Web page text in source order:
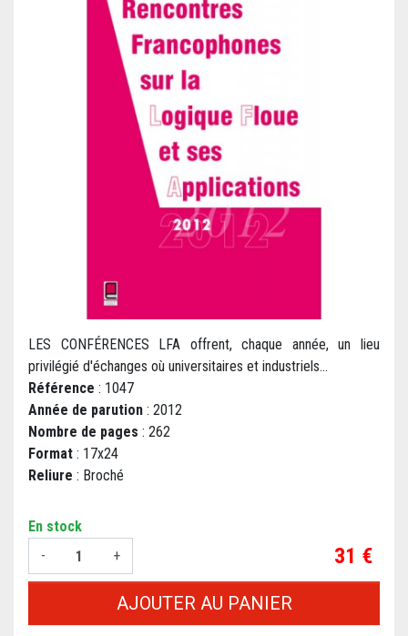
LES CONFÉRENCES LFA offrent, chaque année, un lieu
privilégié d'échanges où universitaires et industriels...
Référence : 1047
Année de parution : 2012
Nombre de pages : 262
Format : 17x24
Reliure : Broché
En stock
-
+ Prix
31 €
AJOUTER AU PANIER